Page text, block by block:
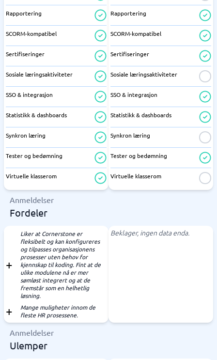
Rapportering
SCORM-kompatibel
Sertifiseringer
Sosiale læringsaktiviteter
SSO & integrasjon
Statistikk & dashboards
Synkron læring
Tester og bedømning
Virtuelle klasserom
Rapportering
SCORM-kompatibel
Sertifiseringer
Sosiale læringsaktiviteter
SSO & integrasjon
Statistikk & dashboards
Synkron læring
Tester og bedømning
Virtuelle klasserom
Anmeldelser
Fordeler
Liker at Cornerstone er
fleksibelt og kan konfigureres
og tilpasses organisasjonens
prosesser uten behov for
kjennskap til koding. Fint at de
ulike modulene nå er mer
sømløst integrert og at de
fremstår som en helhetlig
løsning.
Mange muligheter innom de
fleste HR prosessene.
Beklager, ingen data enda.
Anmeldelser
Ulemper